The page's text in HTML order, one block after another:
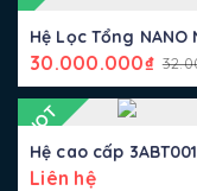
Hệ Lọc Tổng NANO
30.000.000₫
HOT
Hệ cao cấp 3ABT001
Liên hệ